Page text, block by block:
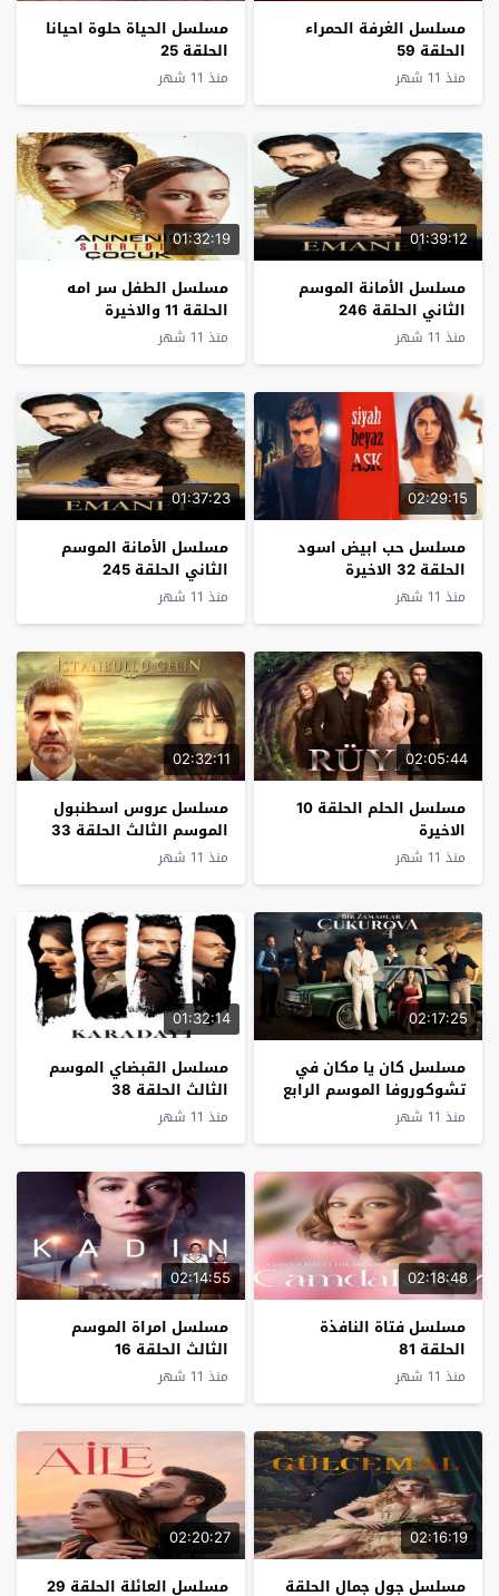
مسلسل الغرفة الحمراء
الحلقة 59
منذ 11 شهر
مسلسل الحياة حلوة احيانا
الحلقة 25
منذ 11 شهر
01:39:12
مسلسل الأمانة الموسم
الثاني الحلقة 246
منذ 11 شهر
01:32:19
مسلسل الطفل سر امه
الحلقة 11 والاخيرة
منذ 11 شهر
02:29:15
مسلسل حب ابيض اسود
الحلقة 32 الاخيرة
منذ 11 شهر
01:37:23
مسلسل الأمانة الموسم
الثاني الحلقة 245
منذ 11 شهر
02:05:44
مسلسل الحلم الحلقة 10
الاخيرة
منذ 11 شهر
02:32:11
مسلسل عروس اسطنبول
الموسم الثالث الحلقة 33
منذ 11 شهر
02:17:25
مسلسل كان يا مكان في
تشوكوروفا الموسم الرابع
الحلقة 35
منذ 11 شهر
01:32:14
مسلسل القبضاي الموسم
الثالث الحلقة 38
منذ 11 شهر
02:18:48
مسلسل فتاة النافذة
الحلقة 81
منذ 11 شهر
02:14:55
مسلسل امراة الموسم
الثالث الحلقة 16
منذ 11 شهر
02:16:19
مسلسل جول جمال الحلقة
02:20:27
مسلسل العائلة الحلقة 29